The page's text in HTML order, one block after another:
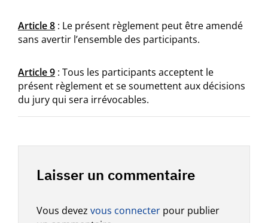
Article 8 : Le présent règlement peut être amendé
sans avertir l’ensemble des participants.
Article 9 : Tous les participants acceptent le
présent règlement et se soumettent aux décisions
du jury qui sera irrévocables.
Laisser un commentaire
Vous devez vous connecter pour publier